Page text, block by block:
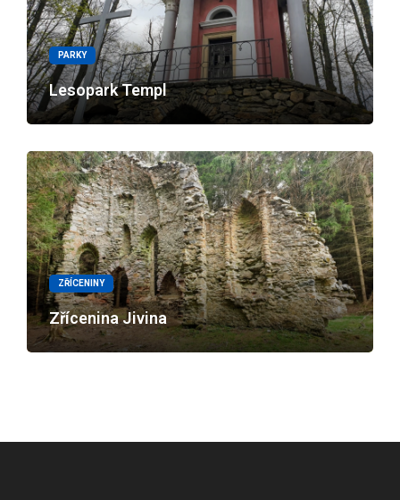
PARKY
Lesopark Templ
ZŘÍCENINY
Zřícenina Jivina